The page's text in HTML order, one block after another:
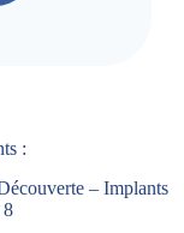
:
– Implants
8